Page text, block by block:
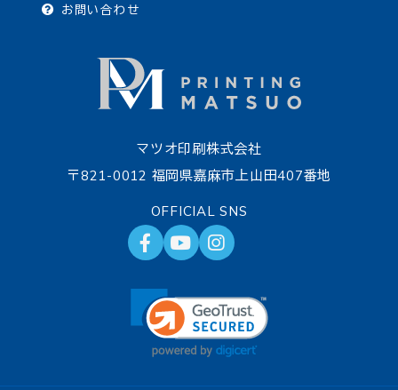
マツオ印刷株式会社
〒821-0012 福岡県嘉麻市上山田407番地
OFFICIAL SNS
お問い合わせ